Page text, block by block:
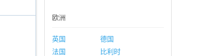
欧洲
英国
德国
法国
比利时